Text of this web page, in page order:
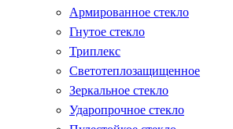
Армированное стекло
Гнутое стекло
Триплекс
Светотеплозащищенное
Зеркальное стекло
Ударопрочное стекло